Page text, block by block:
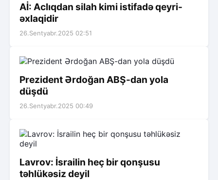
Aİ: Aclıqdan silah kimi istifadə qeyri-
əxlaqidir
26.Sentyabr.2025 02:51
Prezident Ərdoğan ABŞ-dan yola
düşdü
26.Sentyabr.2025 00:49
Lavrov: İsrailin heç bir qonşusu
təhlükəsiz deyil